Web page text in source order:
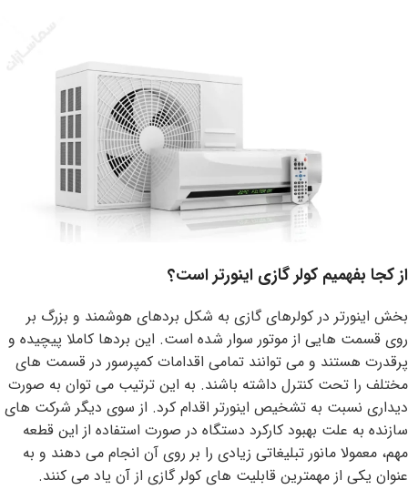
از کجا بفهمیم کولر گازی اینورتر است؟
بخش اینورتر در کولرهای گازی به شکل بردهای هوشمند و بزرگ بر
روی قسمت هایی از موتور سوار شده است. این بردها کاملا پیچیده و
پرقدرت هستند و می توانند تمامی اقدامات کمپرسور در قسمت های
مختلف را تحت کنترل داشته باشند. به این ترتیب می توان به صورت
دیداری نسبت به تشخیص اینورتر اقدام کرد. از سوی دیگر شرکت های
سازنده به علت بهبود کارکرد دستگاه در صورت استفاده از این قطعه
مهم، معمولا مانور تبلیغاتی زیادی را بر روی آن انجام می دهند و به
عنوان یکی از مهمترین قابلیت های کولر گازی از آن یاد می کنند.